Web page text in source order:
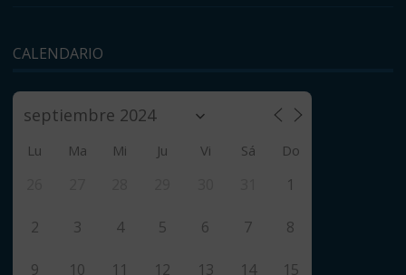
CALENDARIO
Lu Ma Mi Ju Vi Sá Do
1
2 3 4 5 6 7 8
9 10 11 12 13 14 15